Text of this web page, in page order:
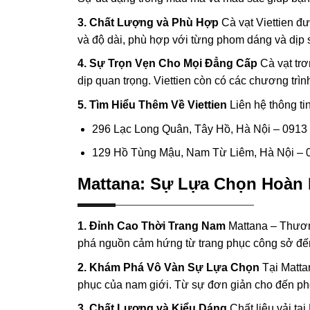
3. Chất Lượng và Phù Hợp Cà vạt Viettien
và độ dài, phù hợp với từng phom dáng và dịp
4. Sự Trọn Vẹn Cho Mọi Đẳng Cấp Cà vạt
dịp quan trọng. Viettien còn có các chương
5. Tìm Hiểu Thêm Về Viettien Liên hệ thông
296 Lạc Long Quân, Tây Hồ, Hà Nội – 0913
129 Hồ Tùng Mậu, Nam Từ Liêm, Hà Nội –
Mattana: Sự Lựa Chọn
1. Đỉnh Cao Thời Trang Nam Mattana –
phá nguồn cảm hứng từ trang phục công sở
2. Khám Phá Vô Vàn Sự Lựa Chọn Tại
phục của nam giới. Từ sự đơn giản cho đến